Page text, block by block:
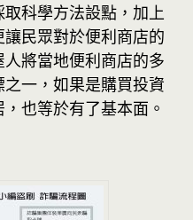
科學方法設點，加上
民眾對於便利商店的
將當地便利商店的多
一，如果是購買投資
也等於有了基本面。